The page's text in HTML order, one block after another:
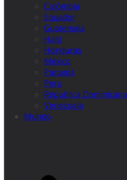
Colômbia
Equador
Guatemala
Haiti
Honduras
México
Panamá
Peru
Républica Dominicana
Venezuela
Mundo